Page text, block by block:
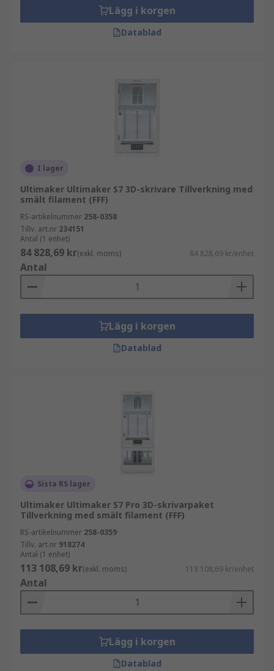
Lägg i korgen
Datablad
I lager
Ultimaker Ultimaker S7 3D-skrivare Tillverkning med
smält filament (FFF)
RS-artikelnummer 258-0358
Tillv. art.nr 234151
Antal (1 enhet)
84 828,69 kr(exkl. moms) 84 828,69 kr/enhet
Antal
Lägg i korgen
Datablad
Sista RS lager
Ultimaker Ultimaker S7 Pro 3D-skrivarpaket
Tillverkning med smält filament (FFF)
RS-artikelnummer 258-0359
Tillv. art.nr 918274
Antal (1 enhet)
113 108,69 kr(exkl. moms) 113 108,69 kr/enhet
Antal
Lägg i korgen
Datablad